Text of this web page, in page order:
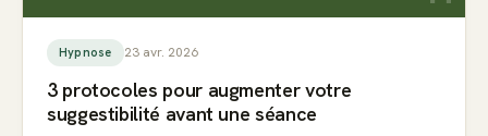
Hypnose 23 avr. 2026
3 protocoles pour augmenter votre
suggestibilité avant une séance